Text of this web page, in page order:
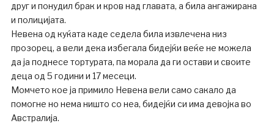
друг и понудил брак и кров над главата, а била ангажирана
и полицијата.
Невена од куќата каде седела била извлечена низ
прозорец, а вели дека избегала бидејќи веќе не можела
да ја поднесе тортурата, па морала да ги остави и своите
деца од 5 години и 17 месеци.
Момчето кое ја примило Невена вели само сакало да
помогне но нема ништо со неа, бидејќи си има девојка во
Австралија.